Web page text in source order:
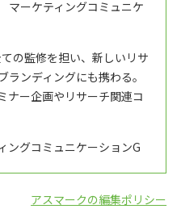
ーケティングコミュニケ
の監修を担い、新しいリサ
ンディングにも携わる。
ナー企画やリサーチ関連コ
グコミュニケーションG
アスマークの編集ポリシー